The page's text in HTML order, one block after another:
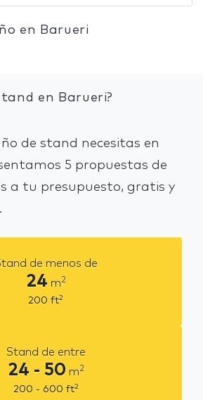
en Barueri
en Barueri?
de stand necesitas en
5 propuestas de
a tu presupuesto, gratis y
de menos de
24 m2
200 ft2
Stand de entre
24 - 50 m2
200 - 600 ft2